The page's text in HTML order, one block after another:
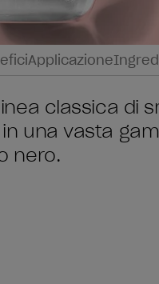
Applicazione
classica di
una vasta
nero.